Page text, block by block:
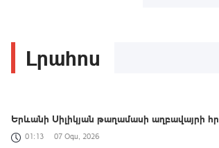
Լրահոս
Երևանի Սիլիկյան թաղամասի աղբավայրի
01:13 07 Օգս, 2026